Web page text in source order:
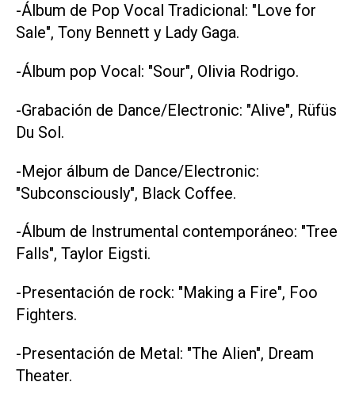
-Álbum de Pop Vocal Tradicional: "Love for
Sale", Tony Bennett y Lady Gaga.
-Álbum pop Vocal: "Sour", Olivia Rodrigo.
-Grabación de Dance/Electronic: "Alive", Rüfüs
Du Sol.
-Mejor álbum de Dance/Electronic:
"Subconsciously", Black Coffee.
-Álbum de Instrumental contemporáneo: "Tree
Falls", Taylor Eigsti.
-Presentación de rock: "Making a Fire", Foo
Fighters.
-Presentación de Metal: "The Alien", Dream
Theater.